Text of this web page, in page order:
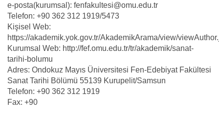
e-posta(kurumsal): fenfakultesi@omu.edu.tr
Telefon: +90 362 312 1919/5473
Kişisel Web:
https://akademik.yok.gov.tr/AkademikArama/view/
Kurumsal Web: http://fef.omu.edu.tr/tr/akademik/sanat-
tarihi-bolumu
Adres: Ondokuz Mayıs Üniversitesi Fen-Edebiyat Fakültesi
Sanat Tarihi Bölümü 55139 Kurupelit/Samsun
Telefon: +90 362 312 1919
Fax: +90